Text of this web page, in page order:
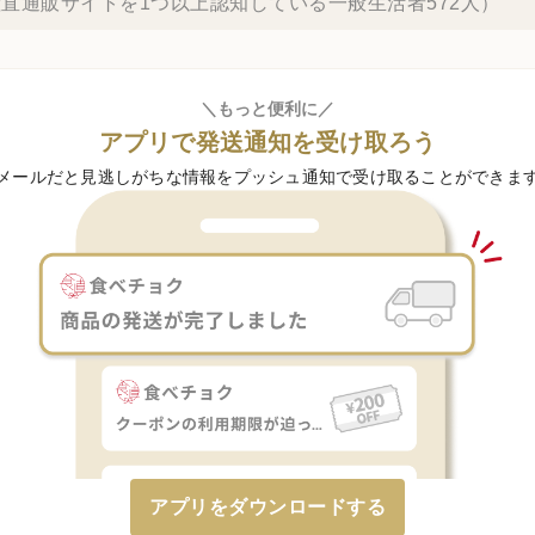
＼もっと便利に／
アプリで発送通知を受け取ろう
ールだと見逃しがちな情報をプッシュ通知で受け取ることができま
アプリをダウンロードする